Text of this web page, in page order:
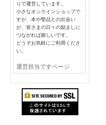
りで運営しています。
小さなオンラインショップで
すが、本や聖品との出会い
が、皆さまの日々の励ましに
つながれば嬉しいです。
どうぞお気軽にご利用くださ
い。
運営担当ですページ